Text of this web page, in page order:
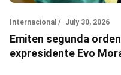
Internacional / July 30, 2026
Emiten segunda
expresidente Evo